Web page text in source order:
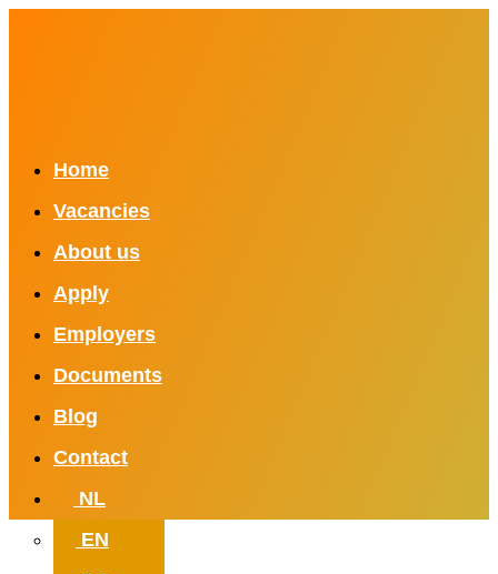
Home
Vacancies
About us
Apply
Employers
Documents
Blog
Contact
NL
EN